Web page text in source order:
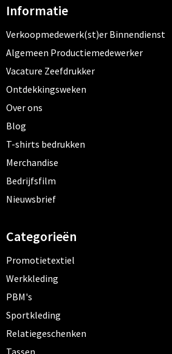
Informatie
Verkoopmedewerk(st)er Binnendienst
Algemeen Productiemedewerker
Vacature Zeefdrukker
Ontdekkingsweken
Over ons
Blog
T-shirts bedrukken
Merchandise
Bedrijfsfilm
Nieuwsbrief
Categorieën
Promotietextiel
Werkkleding
PBM's
Sportkleding
Relatiegeschenken
Tassen